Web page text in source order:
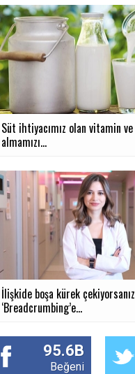
Süt ihtiyacımız olan vitamin
almamızı...
İlişkide boşa kürek çekiyorsanız
‘Breadcrumbing’e...
95.6B
Beğeni